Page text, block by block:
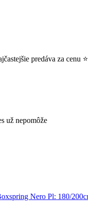
predáva za
už nepomôže
Nero Pl: 180/